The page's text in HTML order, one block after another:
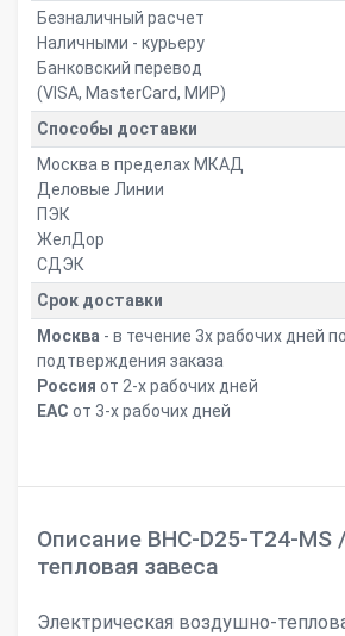
Безналичный расчет
Наличными - курьеру
Банковский перевод
(VISA, MasterCard, МИР)
Способы доставки
Москва в пределах МКАД
Деловые Линии
ПЭК
ЖелДор
СДЭК
Срок доставки
Москва - в течение 3х рабочих дней
подтверждения заказа
Россия от 2-х рабочих дней
ЕАС от 3-х рабочих дней
Описание BHC-D25-T24-MS
тепловая завеса
Электрическая воздушно-